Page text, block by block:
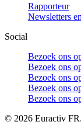
Rapporteur
Newsletters
Social
Bezoek ons
Bezoek ons
Bezoek ons
Bezoek ons
Bezoek ons
© 2026 Euractiv